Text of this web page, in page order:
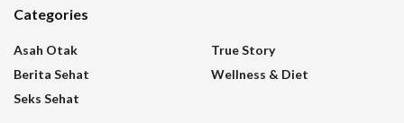
Categories
Asah Otak
Berita Sehat
Seks Sehat
True Story
Wellness & Diet